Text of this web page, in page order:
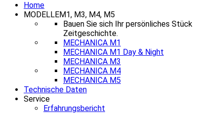
Home
MODELLEM1, M3, M4, M5
Bauen Sie sich Ihr persönliches Stück
Zeitgeschichte.
MECHANICA M1
MECHANICA M1 Day & Night
MECHANICA M3
MECHANICA M4
MECHANICA M5
Technische Daten
Service
Erfahrungsbericht